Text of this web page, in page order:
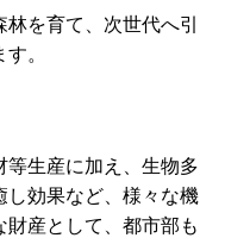
を育て、次世代へ引
。
生産に加え、生物多
し効果など、様々な機
産として、都市部も